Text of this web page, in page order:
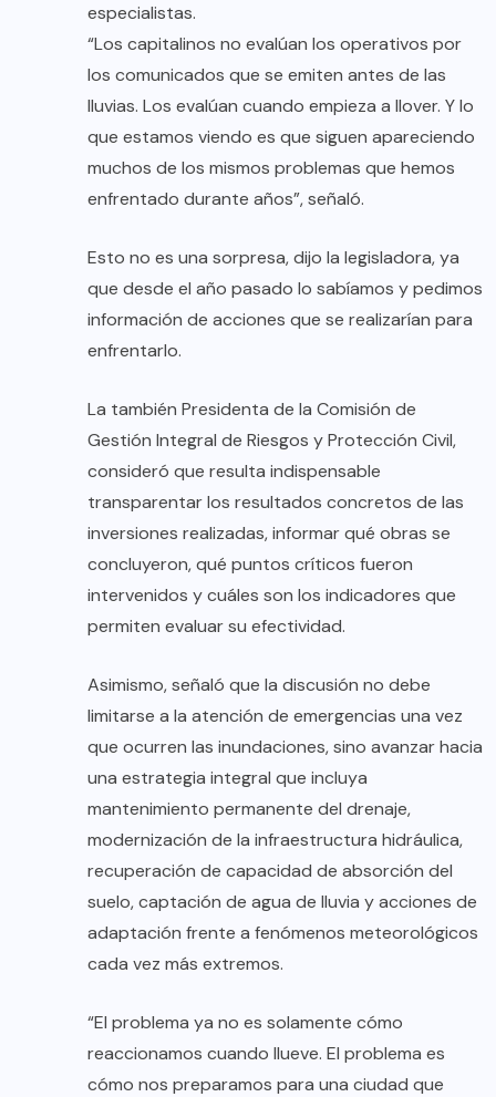
especialistas.
“Los capitalinos no evalúan los operativos por
los comunicados que se emiten antes de las
lluvias. Los evalúan cuando empieza a llover. Y lo
que estamos viendo es que siguen apareciendo
muchos de los mismos problemas que hemos
enfrentado durante años”, señaló.
Esto no es una sorpresa, dijo la legisladora, ya
que desde el año pasado lo sabíamos y pedimos
información de acciones que se realizarían para
enfrentarlo.
La también Presidenta de la Comisión de
Gestión Integral de Riesgos y Protección Civil,
consideró que resulta indispensable
transparentar los resultados concretos de las
inversiones realizadas, informar qué obras se
concluyeron, qué puntos críticos fueron
intervenidos y cuáles son los indicadores que
permiten evaluar su efectividad.
Asimismo, señaló que la discusión no debe
limitarse a la atención de emergencias una vez
que ocurren las inundaciones, sino avanzar hacia
una estrategia integral que incluya
mantenimiento permanente del drenaje,
modernización de la infraestructura hidráulica,
recuperación de capacidad de absorción del
suelo, captación de agua de lluvia y acciones de
adaptación frente a fenómenos meteorológicos
cada vez más extremos.
“El problema ya no es solamente cómo
reaccionamos cuando llueve. El problema es
cómo nos preparamos para una ciudad que